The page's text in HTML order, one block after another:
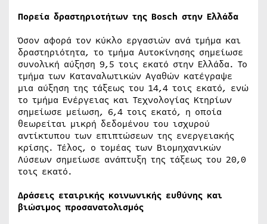
Πορεία δραστηριοτήτων της Bosch στην Ελλάδα
Όσον αφορά τον κύκλο εργασιών ανά τμήμα και
δραστηριότητα, το τμήμα Αυτοκίνησης σημείωσε
συνολική αύξηση 9,5 τοις εκατό στην Ελλάδα. Το
τμήμα των Καταναλωτικών Αγαθών κατέγραψε
μια αύξηση της τάξεως του 14,4 τοις εκατό, ενώ
το τμήμα Ενέργειας και Τεχνολογίας Κτηρίων
σημείωσε μείωση, 6,4 τοις εκατό, η οποία
θεωρείται μικρή δεδομένου του ισχυρού
αντίκτυπου των επιπτώσεων της ενεργειακής
κρίσης. Τέλος, ο τομέας των Βιομηχανικών
Λύσεων σημείωσε ανάπτυξη της τάξεως του 20,0
τοις εκατό.
Δράσεις εταιρικής κοινωνικής ευθύνης και
βιώσιμος προσανατολισμός